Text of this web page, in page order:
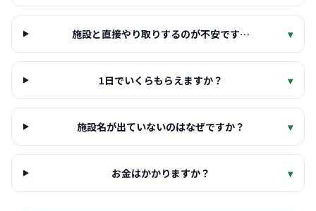
施設と直接やり取りするのが不安です… ▾
1日でいくらもらえますか？ ▾
施設名が出ていないのはなぜですか？ ▾
お金はかかりますか？ ▾